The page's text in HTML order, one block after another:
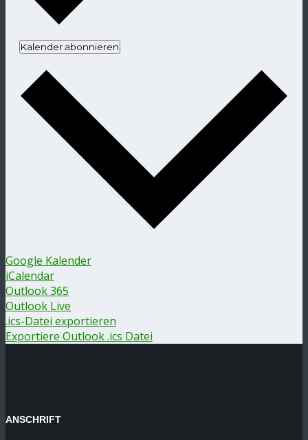
Kalender abonnieren
Google Kalender
iCalendar
Outlook 365
Outlook Live
.ics-Datei exportieren
Exportiere Outlook .ics Datei
ANSCHRIFT